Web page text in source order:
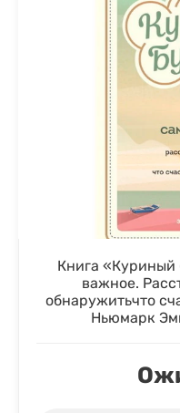
Книга «Куриный
важное.
обнаружитьчто
Ньюмарк